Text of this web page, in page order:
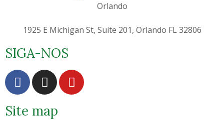
Orlando
1925 E Michigan St, Suite 201, Orlando FL 32806
SIGA-NOS
Site map